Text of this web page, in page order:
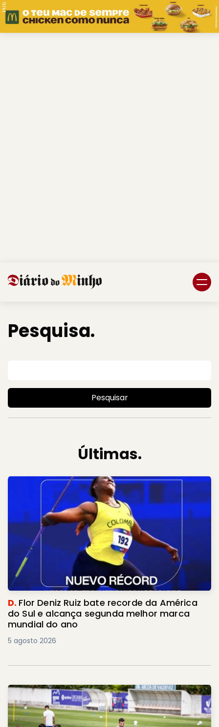
PUB.
Pesquisa.
Pesquisar
Últimas.
D. Flor Deniz Ruiz bate recorde da América
do Sul e alcança segunda melhor marca
mundial do ano
5 agosto 2026